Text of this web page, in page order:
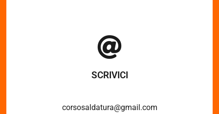
SCRIVICI
corsosaldatura@gmail.com